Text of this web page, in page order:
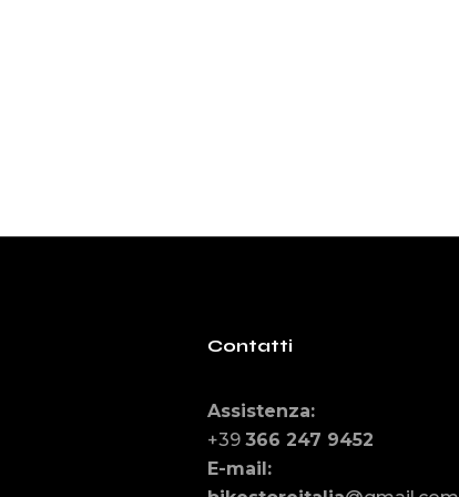
Contatti
Assistenza:
+39 366 247 9452
E-mail: